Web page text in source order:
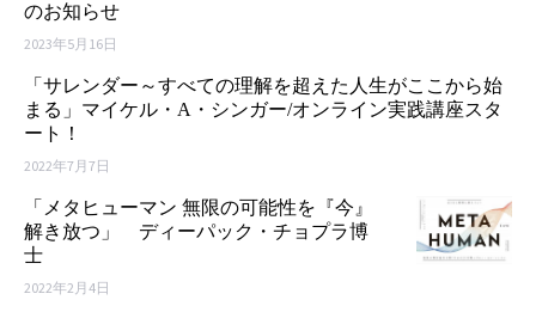
のお知らせ
2023年5月16日
「サレンダー～すべての理解を超えた人生がここから始
まる」マイケル・A・シンガー/オンライン実践講座スタ
ート！
2022年7月7日
「メタヒューマン 無限の可能性を『今』
解き放つ」 ディーパック・チョプラ博
士
2022年2月4日